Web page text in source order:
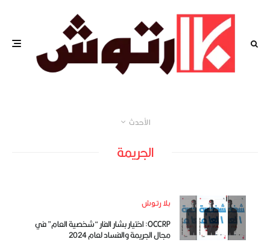
الأحدث
الجريمة
بلا رتوش
OCCRP: اختيار بشار الفار “شخصية العام” في
مجال الجريمة والفساد لعام 2024